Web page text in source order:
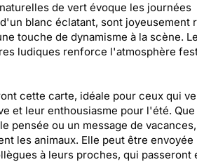
de vert évoque les journées
blanc éclatant, sont joyeusement
touche de dynamisme à la scène.
ludiques renforce l'atmosphère
cette carte, idéale pour ceux qui
et leur enthousiasme pour l'été.
pensée ou un message de
les animaux. Elle peut être envoyée
à leurs proches, qui passeront